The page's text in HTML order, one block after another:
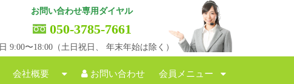
お問い合わせ専用ダイヤル
050-3785-7661
9:00〜18:00（土日祝日、 年末年始は除く）
会社概要 お問い合わせ 会員メニュー